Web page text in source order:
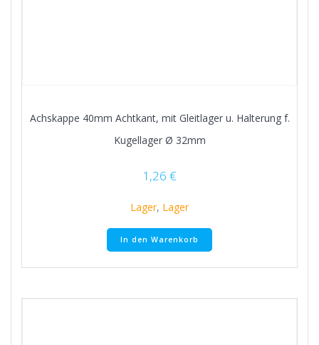
Achskappe 40mm Achtkant, mit Gleitlager u. Halterung f.
Kugellager Ø 32mm
1,26 €
Lager, Lager
In den Warenkorb